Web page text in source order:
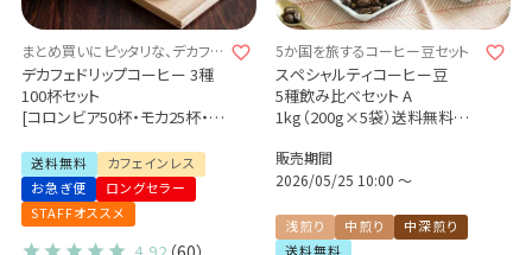
まとめ買いにピッタリな、デカフェ
飲み比べセット♪
デカフェドリップコーヒー 3種
100杯セット
[コロンビア50杯・モカ25杯・バ
ドリップコーヒー デカフェ カフ
ェインレス
業務用 大容量パック まとめ買
いにおすすめ
送料無料
カフェインレス
お急ぎ便
ロングセラー
STAFFオススメ
5か国を旅するコーヒー豆セット
スペシャルティコーヒー豆
5種飲み比べセット A
1kg（200g×5袋）送料無料
ケニア・コロンビア・インドネシ
ア）
シングルオリジン 煎りたて 新
鮮コーヒー豆 自家焙煎
販売期間
2026/05/25 10:00〜
浅煎り 中煎り
中深煎り
送料無料